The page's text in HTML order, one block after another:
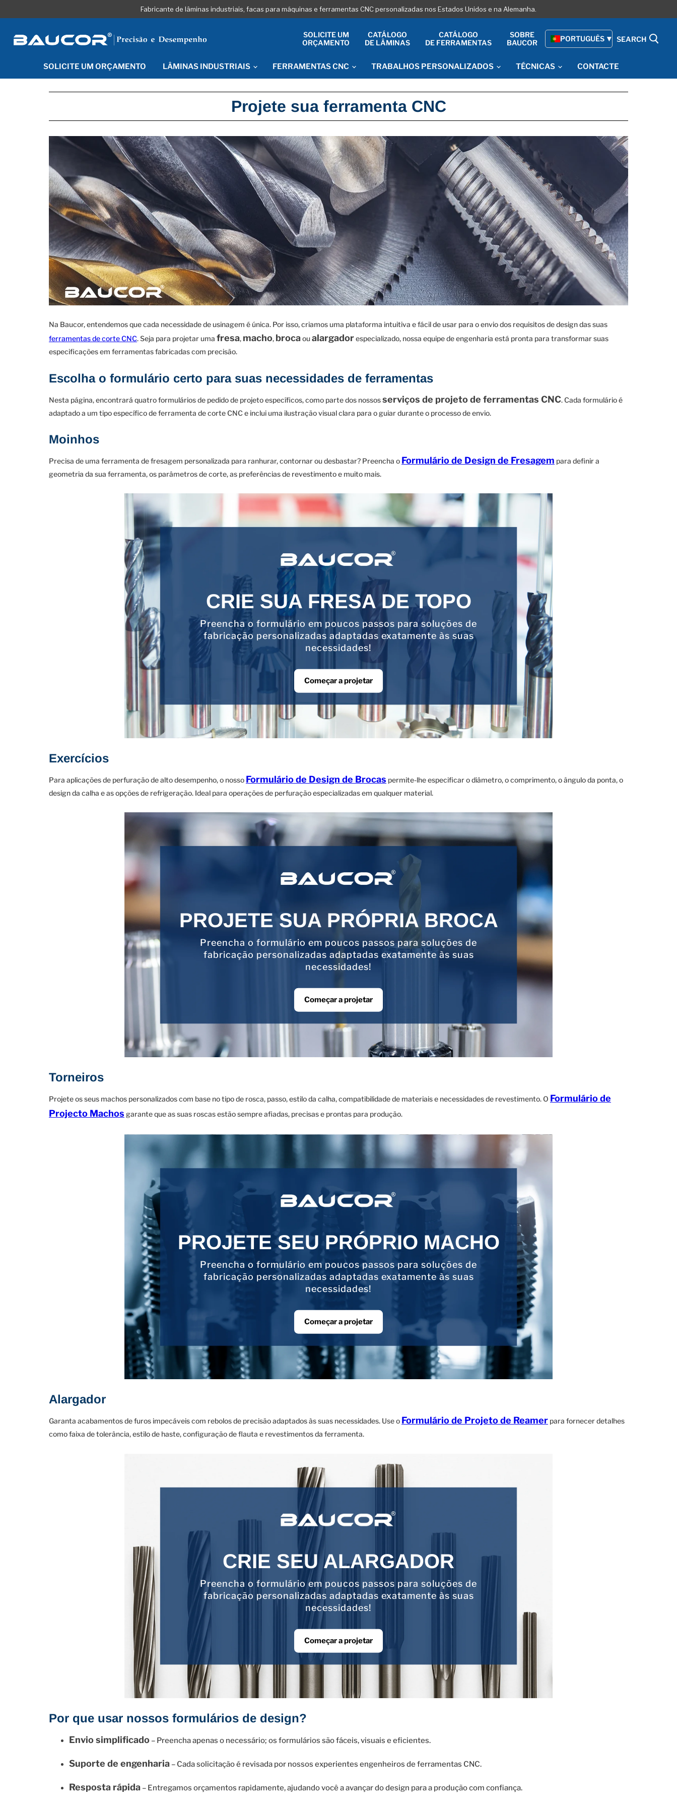
Fabricante de lâminas industriais, facas para máquinas e ferramentas CNC personalizadas nos Estados Unidos e na Alemanha.
SOLICITE UM
ORÇAMENTO
CATÁLOGO
DE LÂMINAS
CATÁLOGO
DE FERRAMENTAS
SOBRE
BAUCOR
PORTUGUÊS SEARCH
SOLICITE UM ORÇAMENTO LÂMINAS INDUSTRIAIS FERRAMENTAS CNC TRABALHOS PERSONALIZADOS TÉCNICAS CONTACTE
Projete sua ferramenta CNC
Na Baucor, entendemos que cada necessidade de usinagem é única. Por isso, criamos uma plataforma intuitiva e fácil de usar para o envio dos requisitos de design das suas
ferramentas de corte CNC. Seja para projetar uma fresa, macho, brocaoualargadorespecializado, nossa equipe de engenharia está pronta para transformar suas
especificações em ferramentas fabricadas com precisão.
Escolha o formulário certo para suas necessidades de ferramentas
Nesta página, encontrará quatro formulários de pedido de projeto específicos, como parte dos nossosserviços de projeto de ferramentas CNC. Cada formulário é
adaptado a um tipo específico de ferramenta de corte CNC e inclui uma ilustração visual clara para o guiar durante o processo de envio.
Moinhos
Precisa de uma ferramenta de fresagem personalizada para ranhurar, contornar ou desbastar? Preencha o Formulário de Design de Fresagem para definir a
geometria da sua ferramenta, os parâmetros de corte, as preferências de revestimento e muito mais.
CRIE SUA FRESA DE TOPO
Preencha o formulário em poucos passos para soluções de
fabricação personalizadas adaptadas exatamente às suas
necessidades!
Começar a projetar
Exercícios
Para aplicações de perfuração de alto desempenho, o nosso Formulário de Design de Brocas permite-lhe especificar o diâmetro, o comprimento, o ângulo da ponta, o
design da calha e as opções de refrigeração. Ideal para operações de perfuração especializadas em qualquer material.
PROJETE SUA PRÓPRIA BROCA
Preencha o formulário em poucos passos para soluções de
fabricação personalizadas adaptadas exatamente às suas
necessidades!
Começar a projetar
Torneiros
Projete os seus machos personalizados com base no tipo de rosca, passo, estilo da calha, compatibilidade de materiais e necessidades de revestimento. O Formulário de
Projecto Machos garante que as suas roscas estão sempre afiadas, precisas e prontas para produção.
PROJETE SEU PRÓPRIO MACHO
Preencha o formulário em poucos passos para soluções de
fabricação personalizadas adaptadas exatamente às suas
necessidades!
Começar a projetar
Alargador
Garanta acabamentos de furos impecáveis com rebolos de precisão adaptados às suas necessidades. Use o Formulário de Projeto de Reamer para fornecer detalhes
como faixa de tolerância, estilo de haste, configuração de flauta e revestimentos da ferramenta.
CRIE SEU ALARGADOR
Preencha o formulário em poucos passos para soluções de
fabricação personalizadas adaptadas exatamente às suas
necessidades!
Começar a projetar
Por que usar nossos formulários de design?
Envio simplificado – Preencha apenas o necessário; os formulários são fáceis, visuais e eficientes.
Suporte de engenharia – Cada solicitação é revisada por nossos experientes engenheiros de ferramentas CNC.
Resposta rápida – Entregamos orçamentos rapidamente, ajudando você a avançar do design para a produção com confiança.